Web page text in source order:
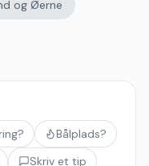
og Øerne
Bålplads?
Skriv et tip